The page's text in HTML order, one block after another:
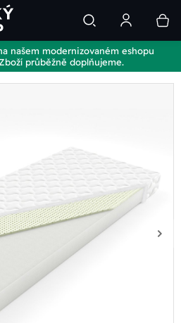
našem modernizovaném eshopu
průběžně doplňujeme.